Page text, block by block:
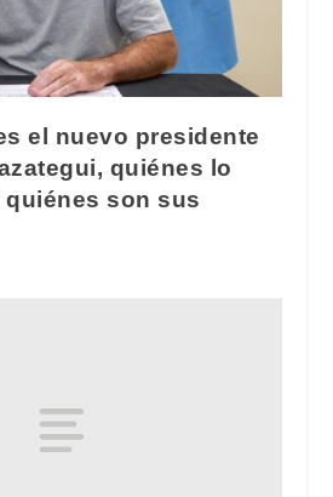
el nuevo presidente
quiénes lo
son sus